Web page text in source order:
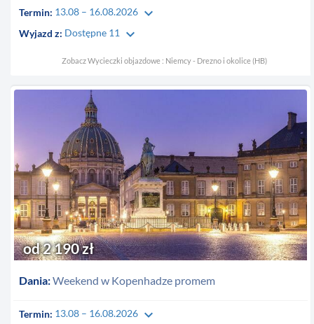
Termin: 13.08 – 16.08.2026 keyboard_arrow_down
Wyjazd z: Dostępne 11 keyboard_arrow_down
Zobacz Wycieczki objazdowe : Niemcy - Drezno i okolice (HB)
Dania:Weekend w Kopenhadze promem
od 2 190 zł
Termin: 13.08 – 16.08.2026 keyboard_arrow_down